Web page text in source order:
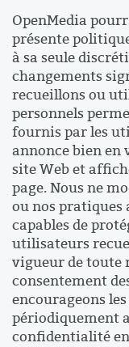
OpenMedia
présente
à sa seule
changements
recueillons ou
personnels
fournis par les
annonce bien en
site Web et
page. Nous ne
ou nos pratiques
capables de
utilisateurs
vigueur de toute
consentement
encourageons
périodiquement
confidentialité